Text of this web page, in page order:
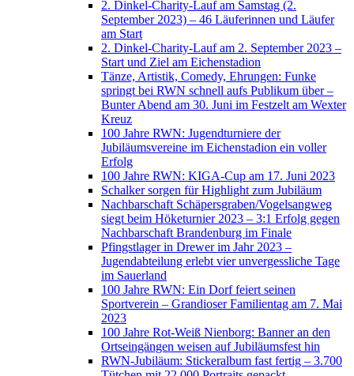
2. Dinkel-Charity-Lauf am Samstag (2.
September 2023) – 46 Läuferinnen und Läufer
am Start
2. Dinkel-Charity-Lauf am 2. September 2023 –
Start und Ziel am Eichenstadion
Tänze, Artistik, Comedy, Ehrungen: Funke
springt bei RWN schnell aufs Publikum über –
Bunter Abend am 30. Juni im Festzelt am Wexter
Kreuz
100 Jahre RWN: Jugendturniere der
Jubiläumsvereine im Eichenstadion ein voller
Erfolg
100 Jahre RWN: KIGA-Cup am 17. Juni 2023
Schalker sorgen für Highlight zum Jubiläum
Nachbarschaft Schäpersgraben/Vogelsangweg
siegt beim Höketurnier 2023 – 3:1 Erfolg gegen
Nachbarschaft Brandenburg im Finale
Pfingstlager in Drewer im Jahr 2023 –
Jugendabteilung erlebt vier unvergessliche Tage
im Sauerland
100 Jahre RWN: Ein Dorf feiert seinen
Sportverein – Grandioser Familientag am 7. Mai
2023
100 Jahre Rot-Weiß Nienborg: Banner an den
Ortseingängen weisen auf Jubiläumsfest hin
RWN-Jubiläum: Stickeralbum fast fertig – 3.700